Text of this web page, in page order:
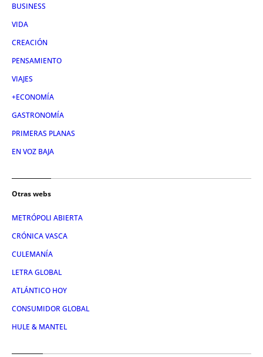
BUSINESS
VIDA
CREACIÓN
PENSAMIENTO
VIAJES
+ECONOMÍA
GASTRONOMÍA
PRIMERAS PLANAS
EN VOZ BAJA
Otras webs
METRÓPOLI ABIERTA
CRÓNICA VASCA
CULEMANÍA
LETRA GLOBAL
ATLÁNTICO HOY
CONSUMIDOR GLOBAL
HULE & MANTEL